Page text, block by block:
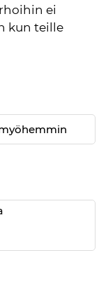
ei
kun teille